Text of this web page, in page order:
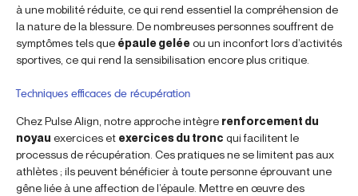
à une mobilité réduite, ce qui rend essentiel la compréhension de
la nature de la blessure. De nombreuses personnes souffrent de
symptômes tels que épaule geléeou un inconfort lors d’activités
sportives, ce qui rend la sensibilisation encore plus critique.
Techniques efficaces de récupération
Chez Pulse Align, notre approche intègre renforcement du
noyau exercices et exercices du tronc qui facilitent le
processus de récupération. Ces pratiques ne se limitent pas aux
athlètes ; ils peuvent bénéficier à toute personne éprouvant une
gêne liée à une affection de l’épaule. Mettre en œuvre des